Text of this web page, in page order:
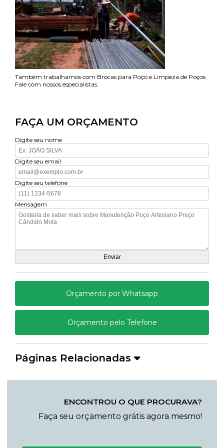
Também trabalhamos com Brocas para Poço e Limpeza de Poços.
Fale com nossos especialistas.
FAÇA UM ORÇAMENTO
Digite seu nome
Digite seu email
Digite seu telefone
Mensagem
Orçamento por Whatsapp
Orçamento pelo Telefone
Páginas Relacionadas
ENCONTROU O QUE PROCURAVA?
Faça seu orçamento grátis agora mesmo!